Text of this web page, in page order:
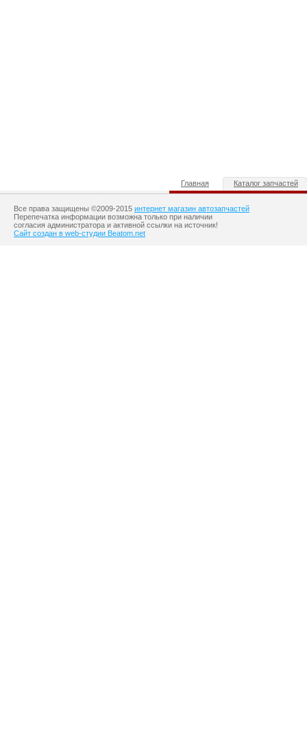
Главная Каталог запчастей
Все права защищены ©2009-2015 интернет магазин автозапчастей
Перепечатка информации возможна только при наличии
согласия администратора и активной ссылки на источник!
Сайт создан в web-студии Beatom.net